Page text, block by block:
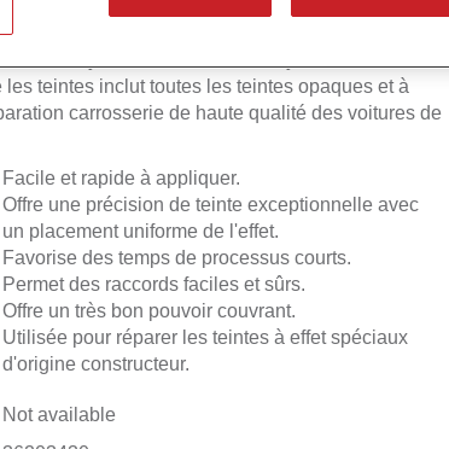
480 convient pour l'utilisation avec la
teintes inclut toutes les teintes opaques et à
carrosserie de haute qualité des voitures de
Facile et rapide à appliquer.
Offre une précision de teinte exceptionnelle avec
un placement uniforme de l'effet.
Favorise des temps de processus courts.
Permet des raccords faciles et sûrs.
Offre un très bon pouvoir couvrant.
Utilisée pour réparer les teintes à effet spéciaux
d'origine constructeur.
Not available